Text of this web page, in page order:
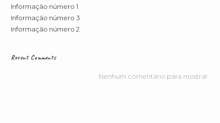
Informação número 1
Informação número 3
Informação número 2
Recent Comments
Nenhum comentário para mostrar.